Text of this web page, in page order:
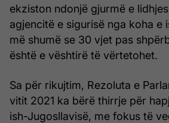
ekziston ndonjë gjurmë e
agjencitë e sigurisë nga koha e
më shumë se 30 vjet pas
është e vështirë të vërtetohet.
Sa për rikujtim, Rezoluta e
vitit 2021 ka bërë thirrje për
ish-Jugosllavisë, me fokus të